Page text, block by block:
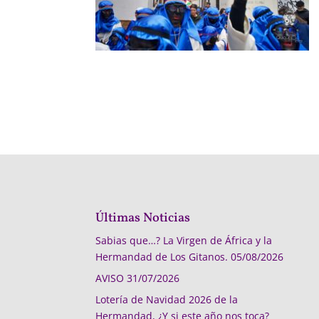
Últimas Noticias
Sabias que…? La Virgen de África y la
Hermandad de Los Gitanos. 05/08/2026
AVISO 31/07/2026
Lotería de Navidad 2026 de la
Hermandad, ¿Y si este año nos toca?